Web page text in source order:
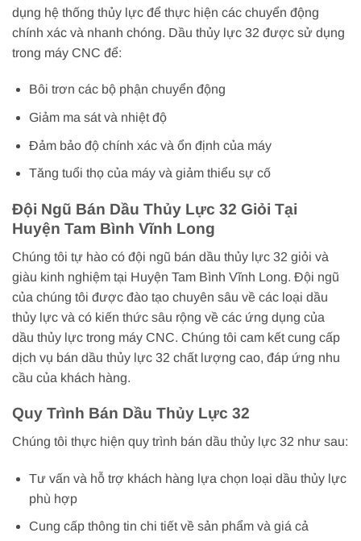
dụng hệ thống thủy lực để thực hiện các chuyển động
chính xác và nhanh chóng. Dầu thủy lực 32 được sử dụng
trong máy CNC để:
Bôi trơn các bộ phận chuyển động
Giảm ma sát và nhiệt độ
Đảm bảo độ chính xác và ổn định của máy
Tăng tuổi thọ của máy và giảm thiểu sự cố
Đội Ngũ Bán Dầu Thủy Lực 32 Giỏi Tại
Huyện Tam Bình Vĩnh Long
Chúng tôi tự hào có đội ngũ bán dầu thủy lực 32 giỏi và
giàu kinh nghiệm tại Huyện Tam Bình Vĩnh Long. Đội ngũ
của chúng tôi được đào tạo chuyên sâu về các loại dầu
thủy lực và có kiến thức sâu rộng về các ứng dụng của
dầu thủy lực trong máy CNC. Chúng tôi cam kết cung cấp
dịch vụ bán dầu thủy lực 32 chất lượng cao, đáp ứng nhu
cầu của khách hàng.
Quy Trình Bán Dầu Thủy Lực 32
Chúng tôi thực hiện quy trình bán dầu thủy lực 32 như sau:
Tư vấn và hỗ trợ khách hàng lựa chọn loại dầu thủy lực
phù hợp
Cung cấp thông tin chi tiết về sản phẩm và giá cả